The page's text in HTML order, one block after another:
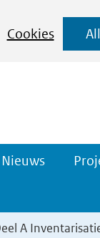
Cookies
Nieuws
A